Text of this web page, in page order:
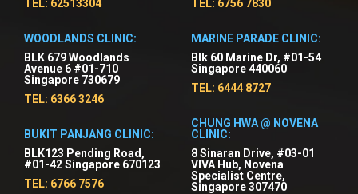
TEL: 62513304
WOODLANDS CLINIC:
BLK 679 Woodlands
Avenue 6 #01-710
Singapore 730679
TEL: 6366 3246
BUKIT PANJANG CLINIC:
BLK123 Pending Road,
#01-42 Singapore 670123
TEL: 6766 7576
TEL: 6756 7830
MARINE PARADE CLINIC:
Blk 60 Marine Dr, #01-54
Singapore 440060
TEL: 6444 8727
CHUNG HWA @ NOVENA
CLINIC:
8 Sinaran Drive, #03-01
VIVA Hub, Novena
Specialist Centre,
Singapore 307470